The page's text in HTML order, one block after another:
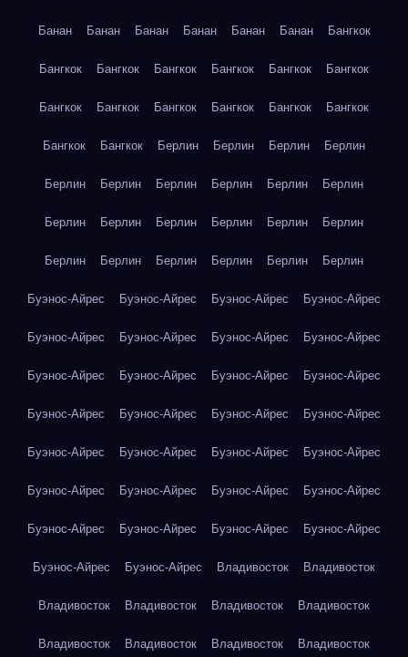
Банан Банан Банан Банан Банан Банан Бангкок
Бангкок Бангкок Бангкок Бангкок Бангкок Бангкок
Бангкок Бангкок Бангкок Бангкок Бангкок Бангкок
Бангкок Бангкок Берлин Берлин Берлин Берлин
Берлин Берлин Берлин Берлин Берлин Берлин
Берлин Берлин Берлин Берлин Берлин Берлин
Берлин Берлин Берлин Берлин Берлин Берлин
Буэнос-Айрес Буэнос-Айрес Буэнос-Айрес Буэнос-Айрес
Буэнос-Айрес Буэнос-Айрес Буэнос-Айрес Буэнос-Айрес
Буэнос-Айрес Буэнос-Айрес Буэнос-Айрес Буэнос-Айрес
Буэнос-Айрес Буэнос-Айрес Буэнос-Айрес Буэнос-Айрес
Буэнос-Айрес Буэнос-Айрес Буэнос-Айрес Буэнос-Айрес
Буэнос-Айрес Буэнос-Айрес Буэнос-Айрес Буэнос-Айрес
Буэнос-Айрес Буэнос-Айрес Буэнос-Айрес Буэнос-Айрес
Буэнос-Айрес Буэнос-Айрес Владивосток Владивосток
Владивосток Владивосток Владивосток Владивосток
Владивосток Владивосток Владивосток Владивосток